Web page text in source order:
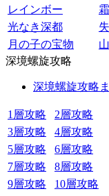
レインボー
光なき深都
月の子の宝物
深境螺旋攻略
深境螺旋攻略
1層攻略
2層攻略
3層攻略
4層攻略
5層攻略
6層攻略
7層攻略
8層攻略
9層攻略
10層攻略